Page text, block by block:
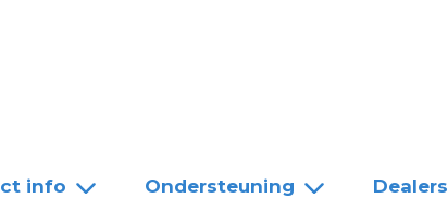
info Ondersteuning Dealers